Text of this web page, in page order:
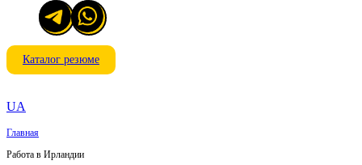
Каталог резюме
UA
Главная
Работа в Ирландии